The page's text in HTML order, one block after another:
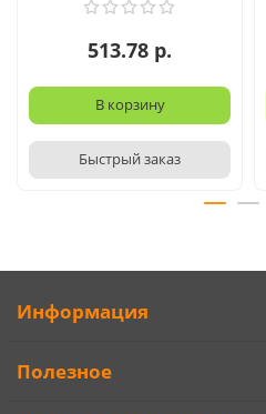
513.78 р.
В корзину
Быстрый заказ
Информация
Полезное